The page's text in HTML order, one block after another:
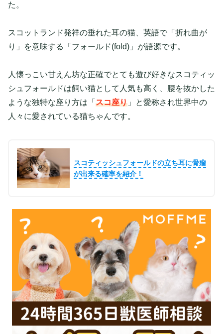
た。
スコットランド発祥の垂れた耳の猫、英語で「折れ曲が
り」を意味する「フォールド(fold)」が語源です。
人懐っこい甘えん坊な正確でとても遊び好きなスコティッ
シュフォールドは飼い猫として人気も高く、腰を抜かした
ような独特な座り方は「 スコ座り 」と愛称され世界中の
人々に愛されている猫ちゃんです。
スコティッシュフォールドの立ち耳に骨瘤
が出来る確率を紹介！